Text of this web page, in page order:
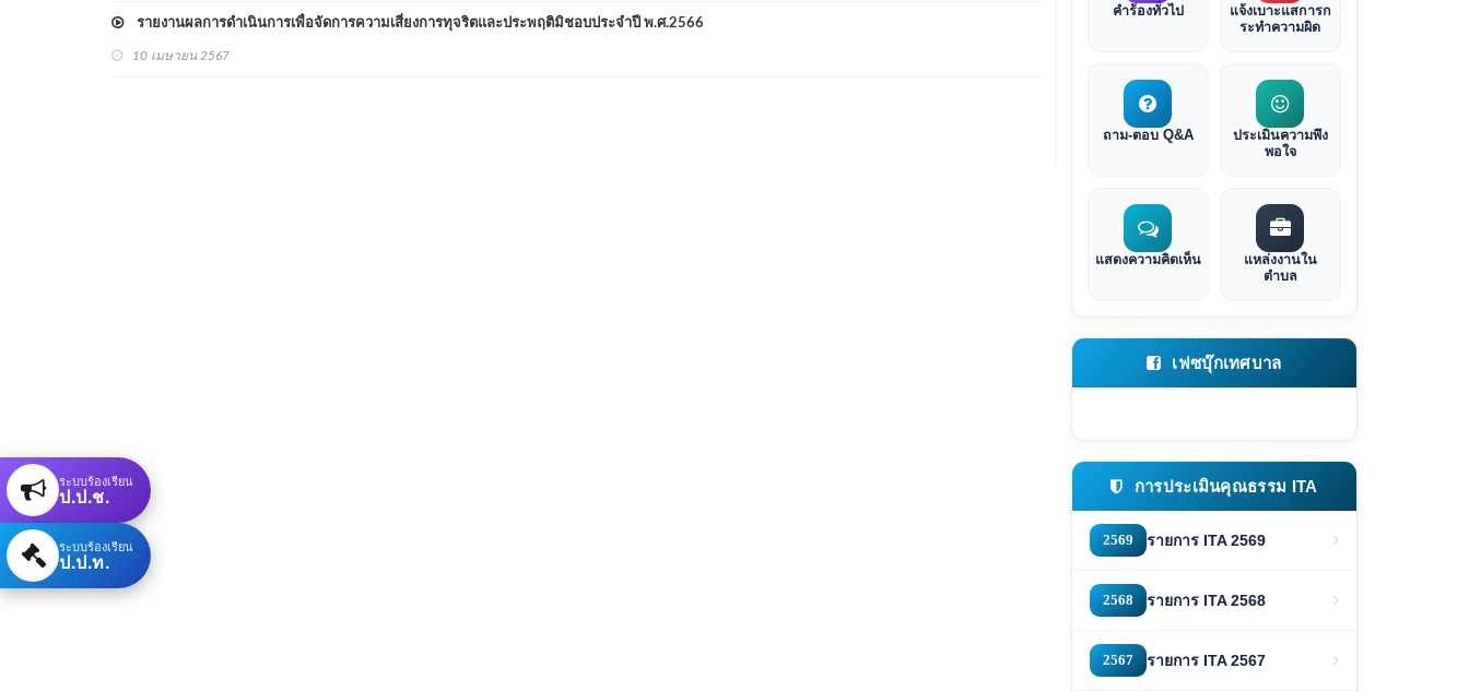
รายงานผลการดำเนินการเพื่อจัดการความเสี่ยงการทุจริตและประพฤติมิชอบประจำปี พ.ศ.2566
10 เมษายน 2567
คำร้องทั่วไป
แจ้งเบาะแสการก
ระทำความผิด
ถาม-ตอบ Q&A
ประเมินความพึง
พอใจ
แสดงความคิดเห็น
แหล่งงานใน
ตำบล
เฟซบุ๊กเทศบาล
การประเมินคุณธรรม ITA
2569 รายการ ITA 2569
2568 รายการ ITA 2568
2567 รายการ ITA 2567
ระบบร้องเรียน
ป.ป.ช.
ระบบร้องเรียน
ป.ป.ท.